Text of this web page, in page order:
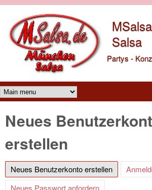
Salsa
Partys -
Main menu
Neues
erstellen
Neues Benutzerkonto erstellen (aktiver